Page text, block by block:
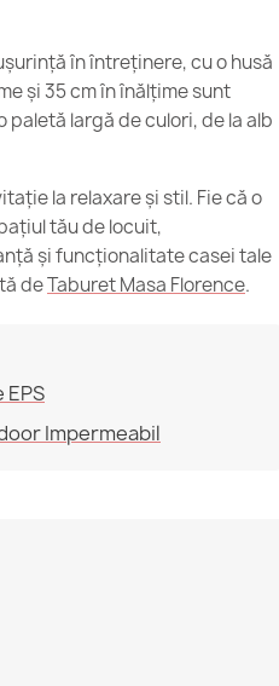
specifice
EAN13
Nou
în întreținere, cu o husă
și 35 cm în înălțime sunt
largă de culori, de la alb
la relaxare și stil. Fie că o
tău de locuit,
și funcționalitate casei tale
deTaburet Masa Florence.
Impermeabil